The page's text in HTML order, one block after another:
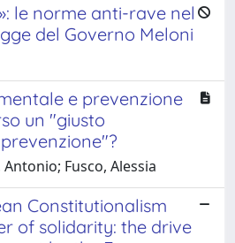
le norme anti-rave nel
del Governo Meloni
e prevenzione
un "giusto
Fusco, Alessia
Constitutionalism
of solidarity: the drive